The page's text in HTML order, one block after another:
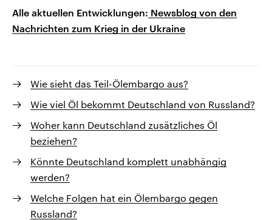
Alle aktuellen Entwicklungen: Newsblog von den
Nachrichten zum Krieg in der Ukraine
Wie sieht das Teil-Ölembargo aus?
Wie viel Öl bekommt Deutschland von Russland?
Woher kann Deutschland zusätzliches Öl
beziehen?
Könnte Deutschland komplett unabhängig
werden?
Welche Folgen hat ein Ölembargo gegen
Russland?